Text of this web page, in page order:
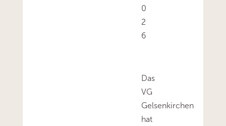
0
2
6
Das
VG
Gelsenkirchen
hat